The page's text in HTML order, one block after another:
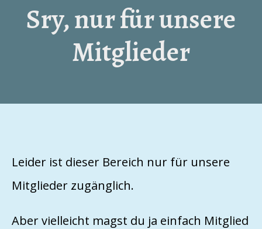
Sry, nur für unsere
Mitglieder
Leider ist dieser Bereich nur für unsere
Mitglieder zugänglich.
Aber vielleicht magst du ja einfach Mitglied